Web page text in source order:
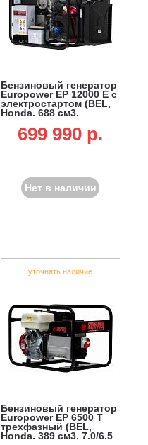
Бензиновый генератор
Europower EP 12000 Е с
электростартом (BEL,
Honda, 688 см3,
699 990 p.
Нет в наличии
уточнять наличие
Бензиновый генератор
Europower EP 6500 T
трехфазный (BEL,
Honda, 389 см3, 7.0/6.5